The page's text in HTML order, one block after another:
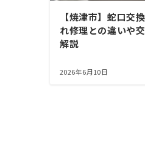
【焼津市】蛇口交
れ修理との違いや
解説
2026年6月10日